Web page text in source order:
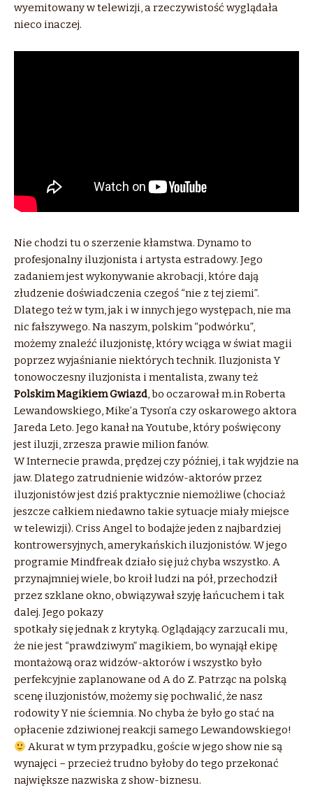
wyemitowany w telewizji, a rzeczywistość wyglądała
nieco inaczej.
Nie chodzi tu o szerzenie kłamstwa. Dynamo to
profesjonalny iluzjonista i artysta estradowy. Jego
zadaniem jest wykonywanie akrobacji, które dają
złudzenie doświadczenia czegoś “nie z tej ziemi”.
Dlatego też w tym, jak i w innych jego występach, nie ma
nic fałszywego. Na naszym, polskim “podwórku”,
możemy znaleźć iluzjonistę, który wciąga w świat magii
poprzez wyjaśnianie niektórych technik. Iluzjonista Y
tonowoczesny iluzjonista i mentalista, zwany też
Polskim Magikiem Gwiazd, bo oczarował m.in Roberta
Lewandowskiego, Mike’a Tyson’a czy oskarowego aktora
Jareda Leto. Jego kanał na Youtube, który poświęcony
jest iluzji, zrzesza prawie milion fanów.
W Internecie prawda, prędzej czy później, i tak wyjdzie na
jaw. Dlatego zatrudnienie widzów-aktorów przez
iluzjonistów jest dziś praktycznie niemożliwe (chociaż
jeszcze całkiem niedawno takie sytuacje miały miejsce
w telewizji). Criss Angel to bodajże jeden z najbardziej
kontrowersyjnych, amerykańskich iluzjonistów. W jego
programie Mindfreak działo się już chyba wszystko. A
przynajmniej wiele, bo kroił ludzi na pół, przechodził
przez szklane okno, obwiązywał szyję łańcuchem i tak
dalej. Jego pokazy
spotkały się jednak z krytyką. Oglądający zarzucali mu,
że nie jest “prawdziwym” magikiem, bo wynajął ekipę
montażową oraz widzów-aktorów i wszystko było
perfekcyjnie zaplanowane od A do Z. Patrząc na polską
scenę iluzjonistów, możemy się pochwalić, że nasz
rodowity Y nie ściemnia. No chyba że było go stać na
opłacenie zdziwionej reakcji samego Lewandowskiego!
Akurat w tym przypadku, goście w jego show nie są
wynajęci – przecież trudno byłoby do tego przekonać
największe nazwiska z show-biznesu.